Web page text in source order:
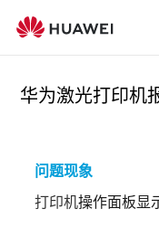
华为激光打印机
问题现象
打印机操作面板显